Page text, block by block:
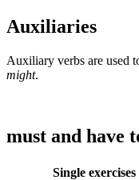
Auxiliaries
Auxiliary verbs are used
might.
must and have
Single exercises